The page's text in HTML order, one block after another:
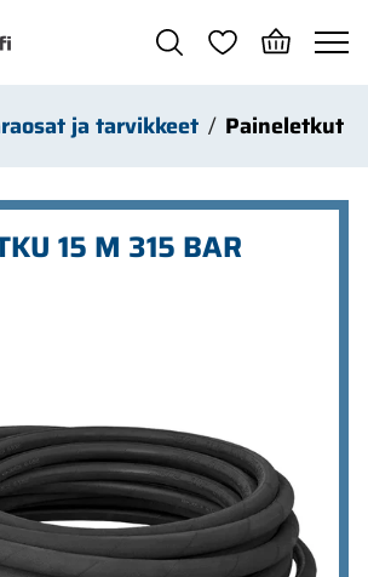
ja tarvikkeet Paineletkut
15 M 315 BAR